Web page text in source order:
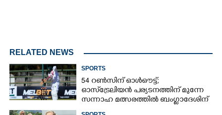
RELATED NEWS
SPORTS
54 റൺസിന് ഓൾഔട്ട്;
ഓസ്‌ട്രേലിയൻ പര്യടനത്തിന് മുന്നേ
സന്നാഹ മത്സരത്തിൽ ബംഗ്ലാദേശിന്